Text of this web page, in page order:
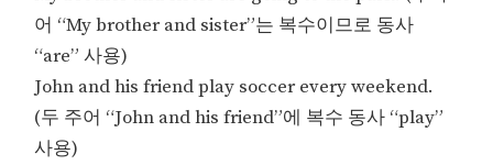
어 “My brother and sister”는 복수이므로 동사
“are” 사용)
John and his friend play soccer every weekend.
(두 주어 “John and his friend”에 복수 동사 “play”
사용)